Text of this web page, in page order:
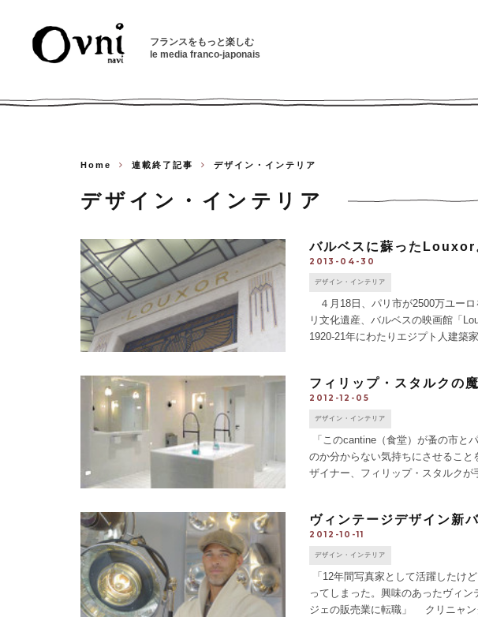
フランスをもっと楽しむ
le media franco-japonais
Home 連載終了記事 デザイン・インテリア
デザイン・インテリア
バルベスに蘇ったLouxor
2013-04-30
デザイン・インテリア
４月18日、パリ市が2500万ユー
リ文化遺産、バルベスの映画館「
1920-21年にわたりエジプト人建築
フィリップ・スタルクの
2012-12-05
デザイン・インテリア
「このcantine（食堂）が蚤の市と
のか分からない気持ちにさせるこ
ザイナー、フィリップ・スタルク
ヴィンテージデザイン新
2012-10-11
デザイン・インテリア
「12年間写真家として活躍したけ
ってしまった。興味のあったヴィ
ジェの販売業に転職」 クリニャン